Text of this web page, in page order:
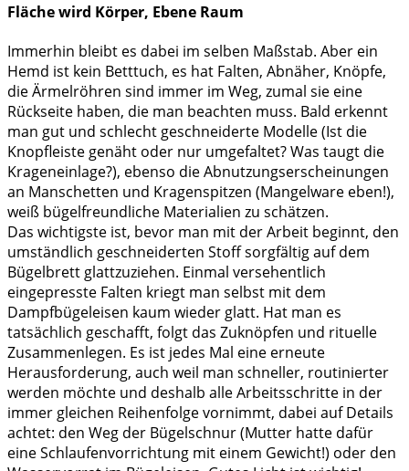
Fläche wird Körper, Ebene Raum
Immerhin bleibt es dabei im selben Maßstab. Aber ein
Hemd ist kein Betttuch, es hat Falten, Abnäher, Knöpfe,
die Ärmelröhren sind immer im Weg, zumal sie eine
Rückseite haben, die man beachten muss. Bald erkennt
man gut und schlecht geschneiderte Modelle (Ist die
Knopfleiste genäht oder nur umgefaltet? Was taugt die
Krageneinlage?), ebenso die Abnutzungserscheinungen
an Manschetten und Kragenspitzen (Mangelware eben!),
weiß bügelfreundliche Materialien zu schätzen.
Das wichtigste ist, bevor man mit der Arbeit beginnt, den
umständlich geschneiderten Stoff sorgfältig auf dem
Bügelbrett glattzuziehen. Einmal versehentlich
eingepresste Falten kriegt man selbst mit dem
Dampfbügeleisen kaum wieder glatt. Hat man es
tatsächlich geschafft, folgt das Zuknöpfen und rituelle
Zusammenlegen. Es ist jedes Mal eine erneute
Herausforderung, auch weil man schneller, routinierter
werden möchte und deshalb alle Arbeitsschritte in der
immer gleichen Reihenfolge vornimmt, dabei auf Details
achtet: den Weg der Bügelschnur (Mutter hatte dafür
eine Schlaufenvorrichtung mit einem Gewicht!) oder den